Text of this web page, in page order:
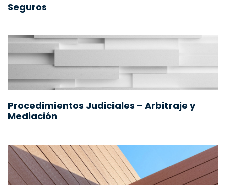
Seguros
Procedimientos Judiciales – Arbitraje y
Mediación